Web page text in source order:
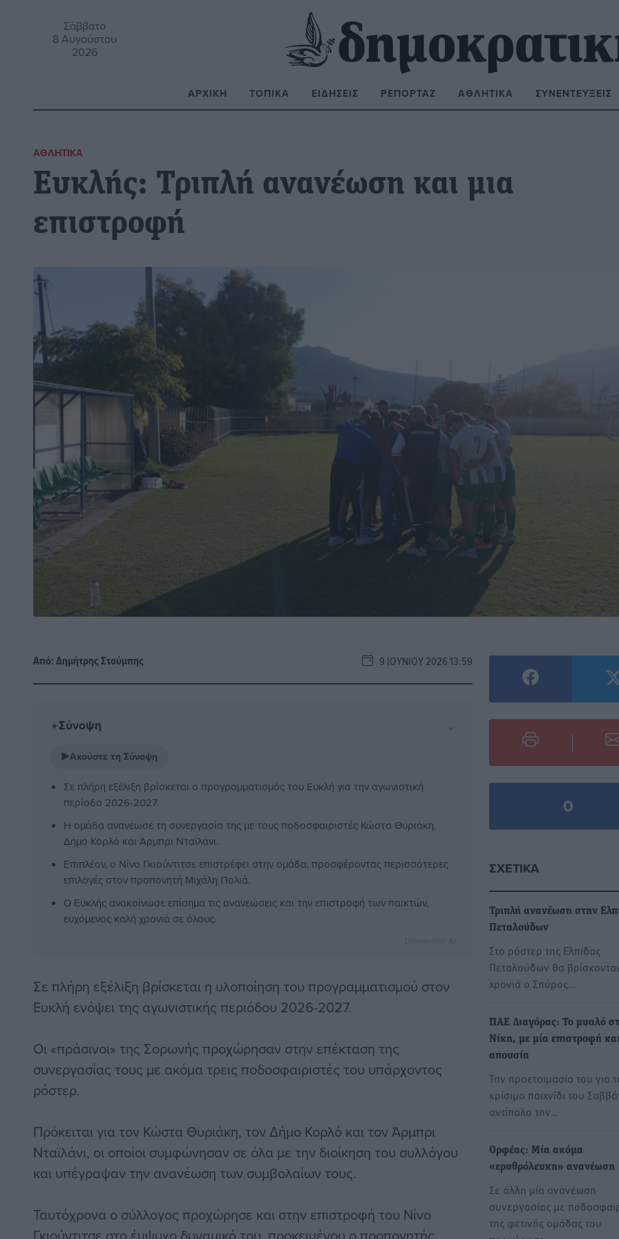
Σάββατο
8 Αυγούστου
2026
ΑΡΧΙΚΉ ΤΟΠΙΚΆ ΕΙΔΉΣΕΙΣ ΡΕΠΟΡΤΆΖ ΑΘΛΗΤΙΚΆ ΣΥΝΕΝΤΕΎΞΕΙΣ
ΑΘΛΗΤΙΚΆ
Ευκλής: Τριπλή ανανέωση και μια
επιστροφή
Από:Δημήτρης Στούμπης 9 ΙΟΥΝΊΟΥ 2026 13:59
✦Σύνοψη ⌄
▶Ακούστε τη Σύνοψη
Σε πλήρη εξέλιξη βρίσκεται ο προγραμματισμός του Ευκλή για την αγωνιστική
περίοδο 2026-2027.
Η ομάδα ανανέωσε τη συνεργασία της με τους ποδοσφαιριστές Κώστα Θυριάκη,
Δήμο Κορλό και Άρμπρι Νταϊλάνι.
Επιπλέον, ο Νίνο Γκιούντιτσε επιστρέφει στην ομάδα, προσφέροντας περισσότερες
επιλογές στον προπονητή Μιχάλη Πολιά.
Ο Ευκλής ανακοίνωσε επίσημα τις ανανεώσεις και την επιστροφή των παικτών,
ευχόμενος καλή χρονιά σε όλους.
Σε πλήρη εξέλιξη βρίσκεται η υλοποίηση του προγραμματισμού στον
Ευκλή ενόψει της αγωνιστικής περιόδου 2026-2027.
Οι «πράσινοι» της Σορωνής προχώρησαν στην επέκταση της
συνεργασίας τους με ακόμα τρεις ποδοσφαιριστές του υπάρχοντος
ρόστερ.
Πρόκειται για τον Κώστα Θυριάκη, τον Δήμο Κορλό και τον Άρμπρι
Νταϊλάνι, οι οποίοι συμφώνησαν σε όλα με την διοίκηση του συλλόγου
και υπέγραψαν την ανανέωση των συμβολαίων τους.
Ταυτόχρονα ο σύλλογος προχώρησε και στην επιστροφή του Νίνο
0
ΣΧΕΤΙΚΆ
Τριπλή ανανέωση στην
Πεταλούδων
Στο ρόστερ της Ελπίδας
Πεταλούδων θα
χρονιά ο Σπύρος…
ΠΑΕ Διαγόρας: Το μυαλό
Νίκη, με μία επιστροφή
απουσία
Την προετοιμασία του για
κρίσιμο παιχνίδι του
αντίπαλο την…
Ορφέας: Μία ακόμα
«ερυθρόλευκη» ανανέωση
Σε άλλη μία ανανέωση
συνεργασίας με
της φετινής ομάδας του